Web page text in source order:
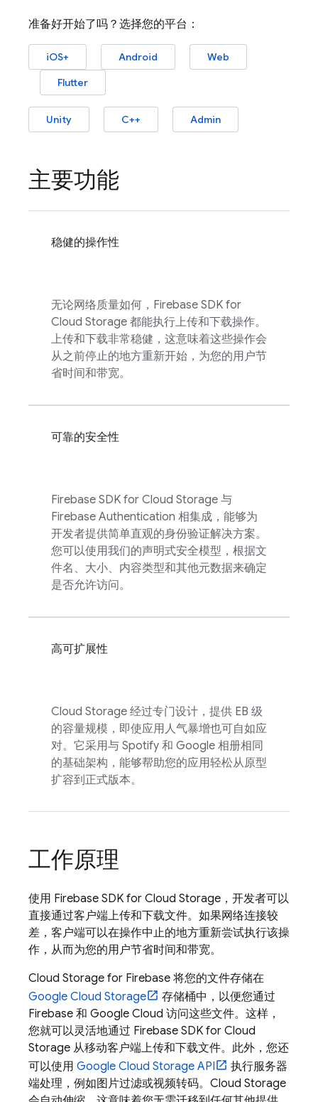
准备好开始了吗？选择您的平台：
iOS+ Android
Web
Flutter
Unity C++ Admin
主要功能
稳健的操作性
无论网络质量如何， Firebase SDK for
Cloud Storage 都能执行上传和下载操作。
上传和下载非常稳健，这意味着这些操作会
从之前停止的地方重新开始，为您的用户节
省时间和带宽。
可靠的安全性
Firebase SDK for Cloud Storage 与
Firebase Authentication 相集成，能够为
开发者提供简单直观的身份验证解决方案。
您可以使用我们的声明式安全模型，根据文
件名、大小、内容类型和其他元数据来确定
是否允许访问。
高可扩展性
Cloud Storage 经过专门设计，提供 EB 级
的容量规模，即使应用人气暴增也可自如应
对。它采用与 Spotify 和 Google 相册相同
的基础架构，能够帮助您的应用轻松从原型
扩容到正式版本。
工作原理
使用 Firebase SDK for Cloud Storage ，开发者可以
直接通过客户端上传和下载文件。如果网络连接较
差，客户端可以在操作中止的地方重新尝试执行该操
作，从而为您的用户节省时间和带宽。
Cloud Storage for Firebase 将您的文件存储在
Google Cloud Storage
存储桶中，以便您通过
Firebase 和 Google Cloud 访问这些文件。这样，
您就可以灵活地通过 Firebase SDK for Cloud
Storage 从移动客户端上传和下载文件。此外，您还
可以使用 Google Cloud Storage API
执行服务器
端处理，例如图片过滤或视频转码。 Cloud Storage